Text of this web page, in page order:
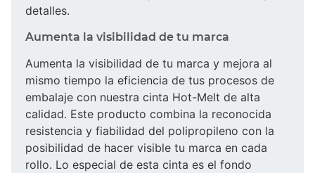
detalles.
Aumenta la visibilidad de tu marca
Aumenta la visibilidad de tu marca y mejora al
mismo tiempo la eficiencia de tus procesos de
embalaje con nuestra cinta Hot-Melt de alta
calidad. Este producto combina la reconocida
resistencia y fiabilidad del polipropileno con la
posibilidad de hacer visible tu marca en cada
rollo. Lo especial de esta cinta es el fondo